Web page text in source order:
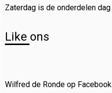
Zaterdag is de onderdelen dag
Like ons
Wilfred de Ronde op Facebook